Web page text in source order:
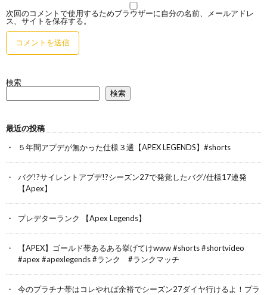
次回のコメントで使用するためブラウザーに自分の名前、メールアドレ
ス、サイトを保存する。
検索
検索
最近の投稿
５年間アプデが無かった仕様３選【APEX LEGENDS】#shorts
バグ!?サイレントアプデ!?シーズン27で発覚したバグ/仕様17連発
【Apex】
プレデターランク 【Apex Legends】
【APEX】ゴールド帯あるある挙げてけwww #shorts #shortvideo
#apex #apexlegends #ランク #ランクマッチ
今のプラチナ帯はコレやれば余裕でシーズン27ダイヤ行けるよ！プラ